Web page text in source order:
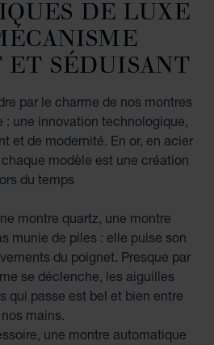
DE LUXE
ET SÉDUISANT
par le charme de nos montres
: une innovation technologique,
et de modernité. En or, en acier
modèle est une création
du temps
montre quartz, une montre
munie de piles : elle puise son
du poignet. Presque par
se déclenche, les aiguilles
qui passe est bel et bien entre
nos mains.
une montre automatique